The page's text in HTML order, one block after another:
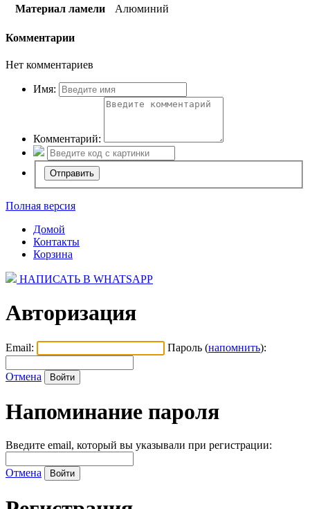
Материал ламели
Алюминий
Комментарии
Нет комментариев
Имя:
Комментарий:
Полная версия
Домой
Контакты
Корзина
НАПИСАТЬ В WHATSAPP
Авторизация
Email: Пароль (напомнить):
Отмена
Напоминание пароля
Введите email, который вы указывали при регистрации:
Отмена